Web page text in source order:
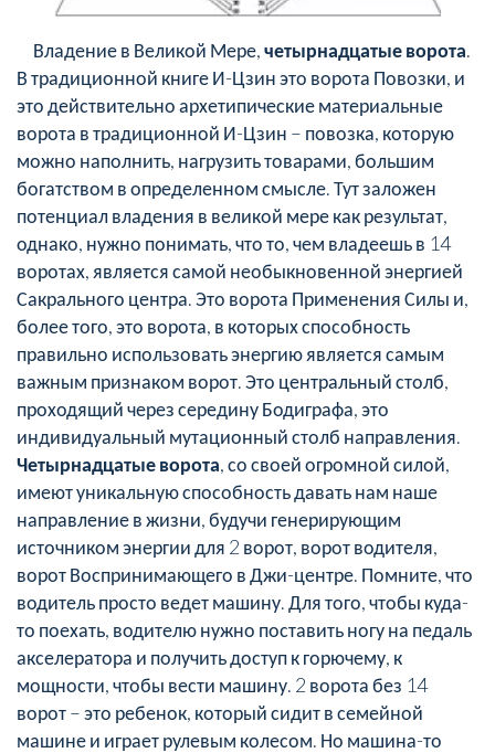
Владение в Великой Мере,четырнадцатые ворота.
В традиционной книге И-Цзин это ворота Повозки, и
это действительно архетипические материальные
ворота в традиционной И-Цзин – повозка, которую
можно наполнить, нагрузить товарами, большим
богатством в определенном смысле. Тут заложен
потенциал владения в великой мере как результат,
однако, нужно понимать, что то, чем владеешь в 14
воротах, является самой необыкновенной энергией
Сакрального центра. Это ворота Применения Силы и,
более того, это ворота, в которых способность
правильно использовать энергию является самым
важным признаком ворот. Это центральный столб,
проходящий через середину Бодиграфа, это
индивидуальный мутационный столб направления.
Четырнадцатые ворота, со своей огромной силой,
имеют уникальную способность давать нам наше
направление в жизни, будучи генерирующим
источником энергии для 2 ворот, ворот водителя,
ворот Воспринимающего в Джи-центре. Помните, что
водитель просто ведет машину. Для того, чтобы куда-
то поехать, водителю нужно поставить ногу на педаль
акселератора и получить доступ к горючему, к
мощности, чтобы вести машину. 2 ворота без 14
ворот – это ребенок, который сидит в семейной
машине и играет рулевым колесом. Но машина-то